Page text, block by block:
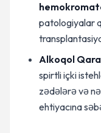
patologiyalar
Alkoqol
spirtli içki
zədələrə və
ehtiyacına